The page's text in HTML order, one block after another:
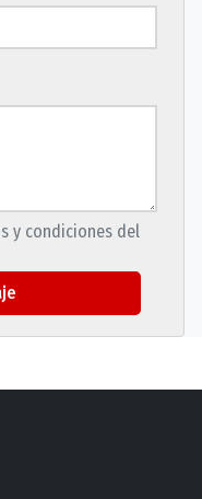
y condiciones del